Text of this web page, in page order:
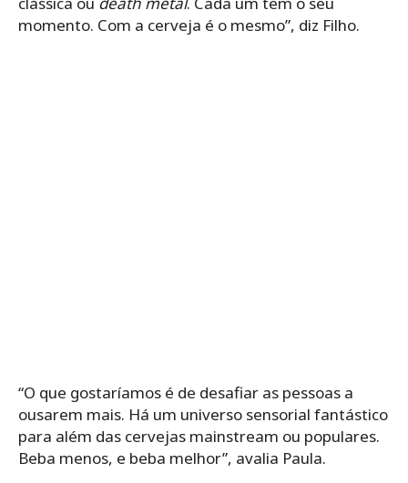
momento. Com a cerveja é o mesmo”, diz Filho.
“O que gostaríamos é de desafiar as pessoas a
ousarem mais. Há um universo sensorial fantástico
para além das cervejas mainstream ou populares.
Beba menos, e beba melhor”, avalia Paula.